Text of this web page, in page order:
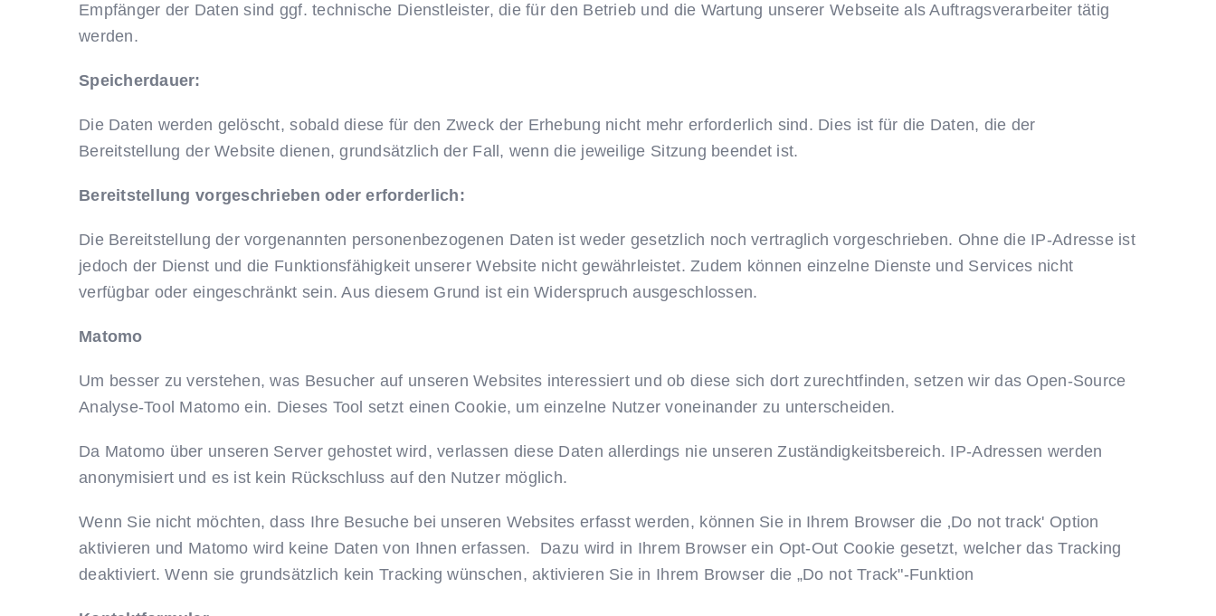
Empfänger der Daten sind ggf. technische Dienstleister, die für den Betrieb und die Wartung unserer Webseite als Auftragsverarbeiter tätig
werden.
Speicherdauer:
Die Daten werden gelöscht, sobald diese für den Zweck der Erhebung nicht mehr erforderlich sind. Dies ist für die Daten, die der
Bereitstellung der Website dienen, grundsätzlich der Fall, wenn die jeweilige Sitzung beendet ist.
Bereitstellung vorgeschrieben oder erforderlich:
Die Bereitstellung der vorgenannten personenbezogenen Daten ist weder gesetzlich noch vertraglich vorgeschrieben. Ohne die IP-Adresse ist
jedoch der Dienst und die Funktionsfähigkeit unserer Website nicht gewährleistet. Zudem können einzelne Dienste und Services nicht
verfügbar oder eingeschränkt sein. Aus diesem Grund ist ein Widerspruch ausgeschlossen.
Matomo
Um besser zu verstehen, was Besucher auf unseren Websites interessiert und ob diese sich dort zurechtfinden, setzen wir das Open-Source
Analyse-Tool Matomo ein. Dieses Tool setzt einen Cookie, um einzelne Nutzer voneinander zu unterscheiden.
Da Matomo über unseren Server gehostet wird, verlassen diese Daten allerdings nie unseren Zuständigkeitsbereich. IP-Adressen werden
anonymisiert und es ist kein Rückschluss auf den Nutzer möglich.
Wenn Sie nicht möchten, dass Ihre Besuche bei unseren Websites erfasst werden, können Sie in Ihrem Browser die ‚Do not track' Option
aktivieren und Matomo wird keine Daten von Ihnen erfassen.
Dazu wird in Ihrem Browser ein Opt-Out Cookie gesetzt, welcher das Tracking
deaktiviert. Wenn sie grundsätzlich kein Tracking wünschen, aktivieren Sie in Ihrem Browser die „Do not Track"-Funktion